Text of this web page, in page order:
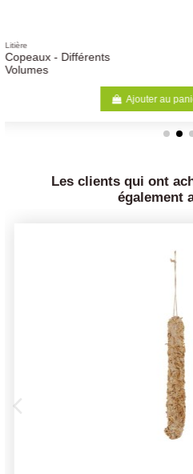
3,26 €
Prix Drive :
3,10 €
Foin - Différents
Les clients qui ont
également